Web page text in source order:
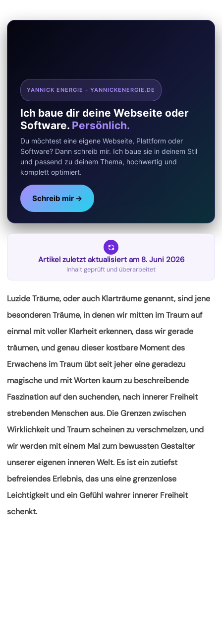
YANNICK ENERGIE - YANNICKENERGIE.DE
Ich baue dir deine Webseite oder
Software. Persönlich.
Du möchtest eine eigene Webseite, Plattform oder
Software? Dann schreib mir. Ich baue sie in deinem Stil
und passend zu deinem Thema, hochwertig und
komplett optimiert.
Schreib mir →
Artikel zuletzt aktualisiert am 8. Juni 2026
Inhalt geprüft und überarbeitet
Luzide Träume, oder auch Klarträume genannt, sind jene
besonderen Träume, in denen wir mitten im Traum auf
einmal mit voller Klarheit erkennen, dass wir gerade
träumen, und genau dieser kostbare Moment des
Erwachens im Traum übt seit jeher eine geradezu
magische und mit Worten kaum zu beschreibende
Faszination auf den suchenden, nach innerer Freiheit
strebenden Menschen aus. Die Grenzen zwischen
Wirklichkeit und Traum scheinen zu verschmelzen, und
wir werden mit einem Mal zum bewussten Gestalter
unserer eigenen inneren Welt. Es ist ein zutiefst
befreiendes Erlebnis, das uns eine grenzenlose
Leichtigkeit und ein Gefühl wahrer innerer Freiheit
schenkt.